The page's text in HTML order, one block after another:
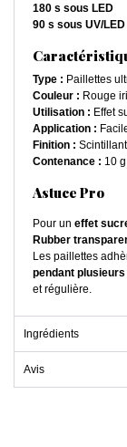
180 s sous LED
90 s sous UV/LED
Type : Paillettes
Couleur : Rouge
Utilisation : Effet
Application :
Finition :
Contenance : 10 g
Astuce Pro
Pour un effet
Rubber
Les paillettes
pendant
et régulière.
Ingrédients
Avis